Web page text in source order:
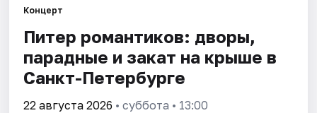
Концерт
Питер романтиков: дворы,
парадные и закат на крыше в
Санкт-Петербурге
22 августа 2026 • суббота • 13:00